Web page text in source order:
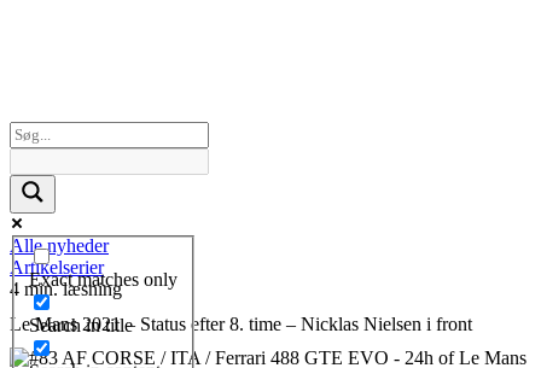
Exact matches only
Search in title
Alle nyheder
Artikelserier
4 min. læsning
Le Mans 2021 – Status efter 8. time – Nicklas Nielsen i front